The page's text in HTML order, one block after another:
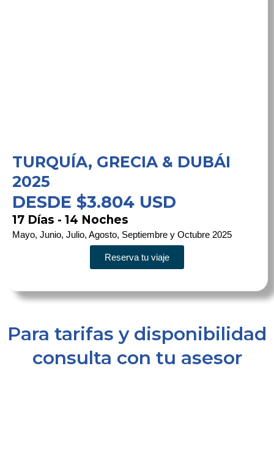
TURQUÍA, GRECIA & DUBÁI
2025
DESDE $3.804 USD
17 Días - 14 Noches
Mayo, Junio, Julio, Agosto, Septiembre y Octubre 2025
Reserva tu viaje
Para tarifas y disponibilidad
consulta con tu asesor